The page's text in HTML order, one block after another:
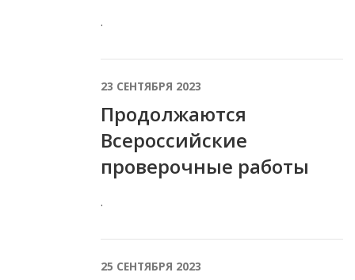
.
23 СЕНТЯБРЯ 2023
Продолжаются
Всероссийские
проверочные работы
.
25 СЕНТЯБРЯ 2023